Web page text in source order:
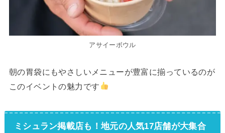
アサイーボウル
朝の胃袋にもやさしいメニューが豊富に揃っているのが
このイベントの魅力です
ミシュラン掲載店も！地元の人気17店舗が大集合